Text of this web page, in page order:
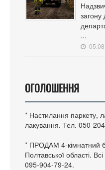
...
ОГОЛОШЕННЯ
* Настилання паркету,
лакування. Тел. 050-
* ПРОДАМ 4-кімнатний
Полтавської області.
095-904-79-24.